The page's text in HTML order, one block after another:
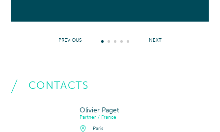
PREVIOUS NEXT
CONTACTS
Olivier Paget
Partner / France
Paris